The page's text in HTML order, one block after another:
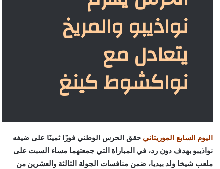
نواذيبو والمريخ
يتعادل مع
نواكشوط كينغ
اليوم السابع الموريتاني حقق الحرس الوطني فوزًا ثمينًا على ضيفه
نواذيبو بهدف دون رد، في المباراة التي جمعتهما مساء السبت على
ملعب شيخا ولد بيديا، ضمن منافسات الجولة الثالثة والعشرين من